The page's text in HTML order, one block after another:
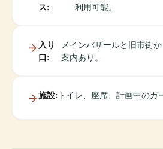
ス:
利用可能。
入り
口:
メインバザールと旧市街
案内あり。
施設: トイレ、座席、計画中のガ